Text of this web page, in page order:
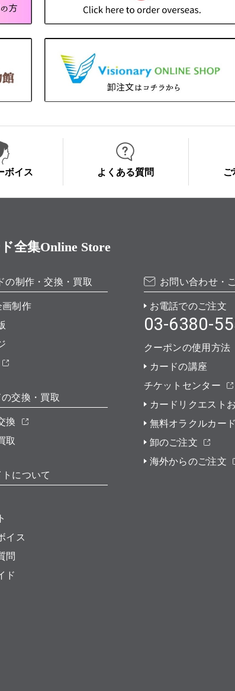
ボイス よくある質問 ご
全集Online Store
の制作・交換・買取
画制作
の交換・買取
換
取
トについて
イス
問
ド
お問い合わせ・
お電話でのご注文
03-6380-
クーポンの使用方法
カードの講座
チケットセンター
カードリクエスト
無料オラクルカー
卸のご注文
海外からのご注文